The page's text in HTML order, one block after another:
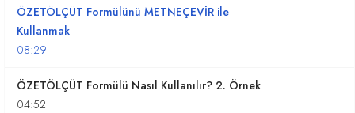
ÖZETÖLÇÜT Formülünü METNEÇEVİR ile
Kullanmak
08:29
ÖZETÖLÇÜT Formülü Nasıl Kullanılır? 2. Örnek
04:52